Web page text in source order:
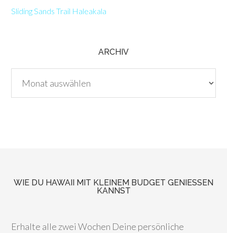
Sliding Sands Trail Haleakala
ARCHIV
WIE DU HAWAII MIT KLEINEM BUDGET GENIESSEN K
ANNST
Erhalte alle zwei Wochen Deine persönliche